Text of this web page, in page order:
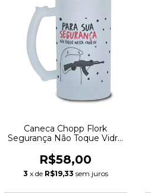
Caneca Chopp Flork
Segurança Não Toque Vidro
R$58,00
3 x de R$19,33 sem juros